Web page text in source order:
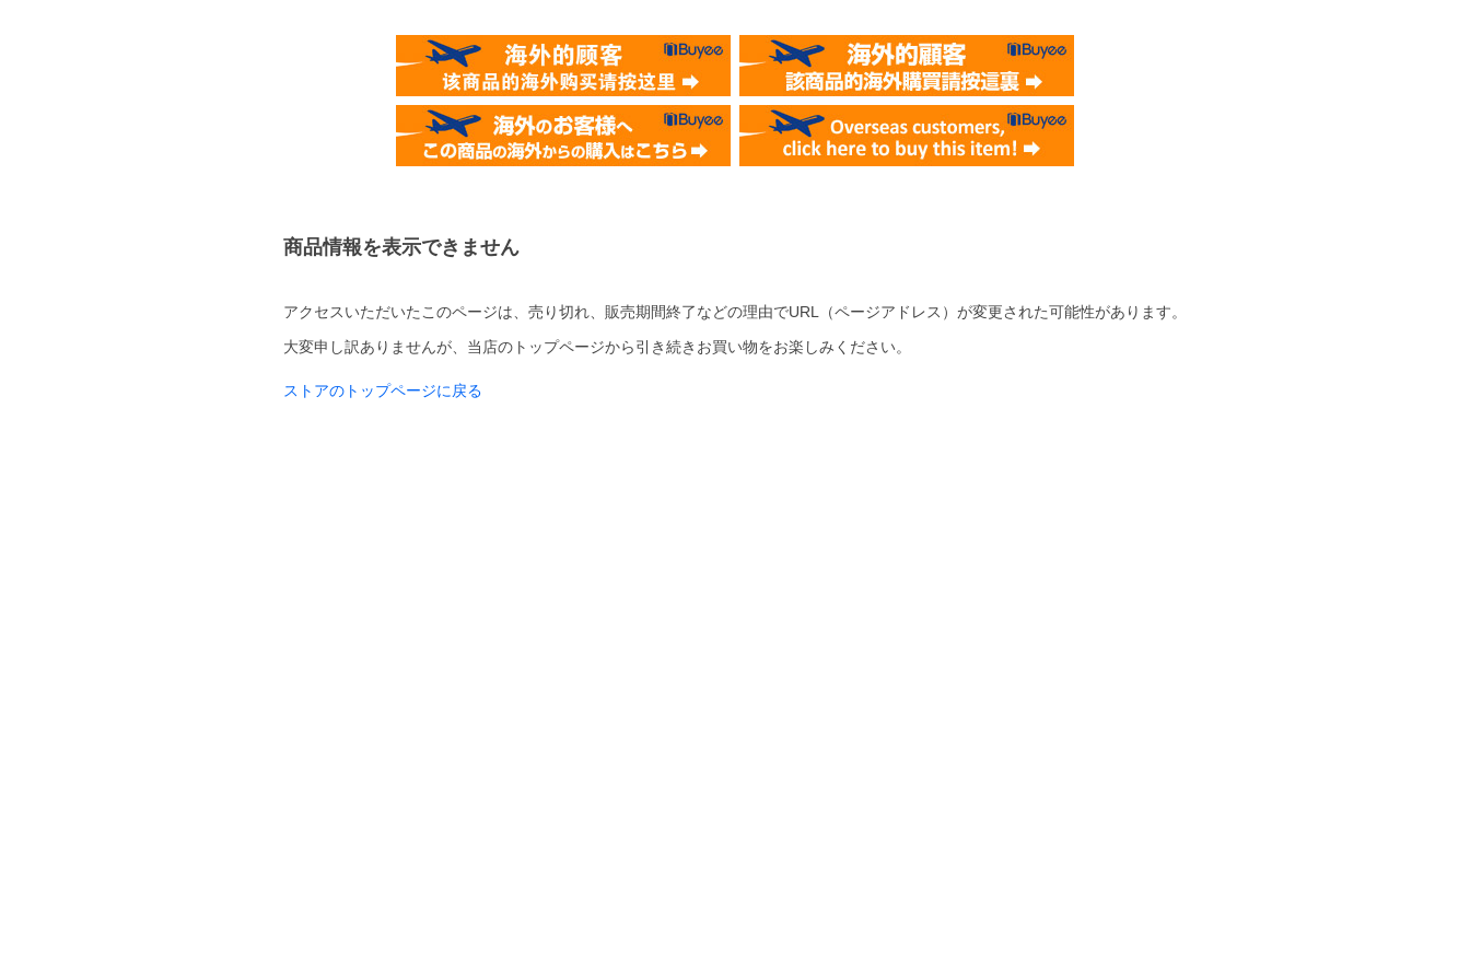
商品情報を表示できません
アクセスいただいたこのページは、売り切れ、販売期間終了などの理由でURL（ページアドレス）が変更された可能性があります。
大変申し訳ありませんが、当店のトップページから引き続きお買い物をお楽しみください。
ストアのトップページに戻る